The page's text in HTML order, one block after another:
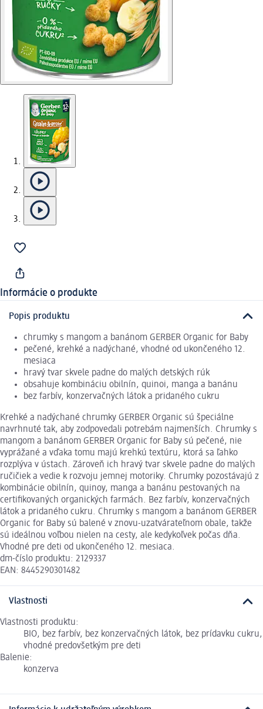
Informácie o produkte
Popis produktu
chrumky s mangom a banánom GERBER Organic for Baby
pečené, krehké a nadýchané, vhodné od ukončeného 12.
mesiaca
hravý tvar skvele padne do malých detských rúk
obsahuje kombináciu obilnín, quinoi, manga a banánu
bez farbív, konzervačných látok a pridaného cukru
Krehké a nadýchané chrumky GERBER Organic sú špeciálne
navrhnuté tak, aby zodpovedali potrebám najmenších. Chrumky s
mangom a banánom GERBER Organic for Baby sú pečené, nie
vyprážané a vďaka tomu majú krehkú textúru, ktorá sa ľahko
rozplýva v ústach. Zároveň ich hravý tvar skvele padne do malých
ručičiek a vedie k rozvoju jemnej motoriky. Chrumky pozostávajú z
kombinácie obilnín, quinoy, manga a banánu pestovaných na
certifikovaných organických farmách. Bez farbív, konzervačných
látok a pridaného cukru. Chrumky s mangom a banánom GERBER
Organic for Baby sú balené v znovu-uzatvárateľnom obale, takže
sú ideálnou voľbou nielen na cesty, ale kedykoľvek počas dňa.
Vhodné pre deti od ukončeného 12. mesiaca.
dm-číslo produktu: 2129337
EAN: 8445290301482
Vlastnosti
Vlastnosti produktu:
BIO, bez farbív, bez konzervačných látok, bez prídavku cukru,
vhodné predovšetkým pre deti
Balenie:
konzerva